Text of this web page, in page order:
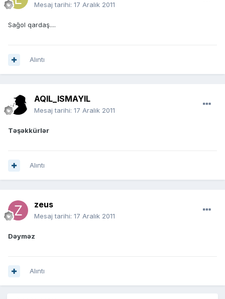
Mesaj tarihi: 17 Aralık 2011
Sağol qardaş....
Alıntı
AQIL_ISMAYIL
Mesaj tarihi: 17 Aralık 2011
Təşəkkürlər
Alıntı
zeus
Mesaj tarihi: 17 Aralık 2011
Dəyməz
Alıntı